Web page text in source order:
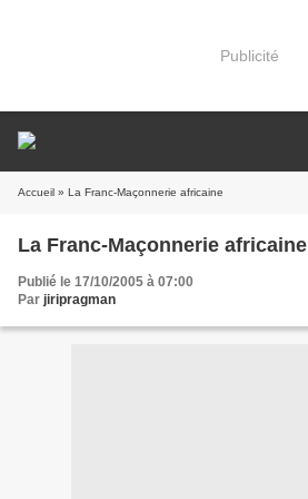
Publicité
Accueil » La Franc-Maçonnerie africaine
La Franc-Maçonnerie africaine
Publié le 17/10/2005 à 07:00
Par jiripragman